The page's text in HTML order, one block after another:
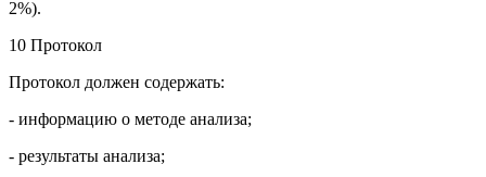
2%).
10 Протокол
Протокол должен содержать:
- информацию о методе анализа;
- результаты анализа;